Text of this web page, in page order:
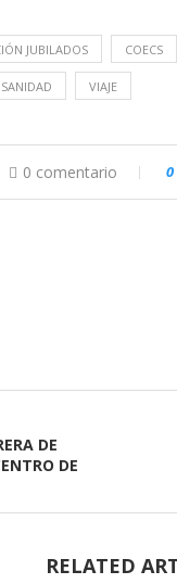
JUBILADOS COECS
SANIDAD VIAJE
0 comentario 0
DE
DE
RELATED